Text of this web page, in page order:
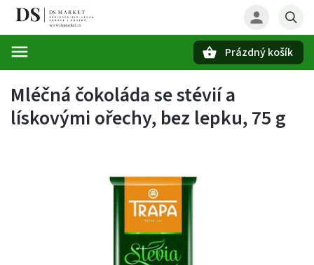
Prázdný košík
Mléčná čokoláda se stévií a
lískovými ořechy, bez lepku, 75 g